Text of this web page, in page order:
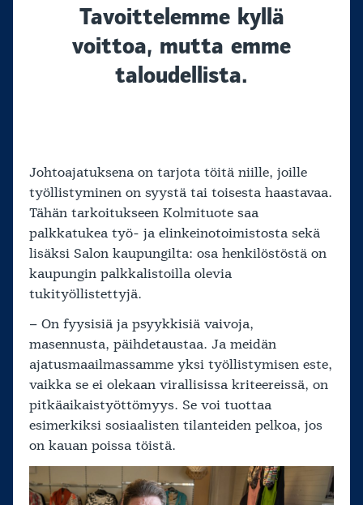
Tavoittelemme kyllä
voittoa, mutta emme
taloudellista.
Johtoajatuksena on tarjota töitä niille, joille
työllistyminen on syystä tai toisesta haastavaa.
Tähän tarkoitukseen Kolmituote saa
palkkatukea työ- ja elinkeinotoimistosta sekä
lisäksi Salon kaupungilta: osa henkilöstöstä on
kaupungin palkkalistoilla olevia
tukityöllistettyjä.
– On fyysisiä ja psyykkisiä vaivoja,
masennusta, päihdetaustaa. Ja meidän
ajatusmaailmassamme yksi työllistymisen este,
vaikka se ei olekaan virallisissa kriteereissä, on
pitkäaikaistyöttömyys. Se voi tuottaa
esimerkiksi sosiaalisten tilanteiden pelkoa, jos
on kauan poissa töistä.